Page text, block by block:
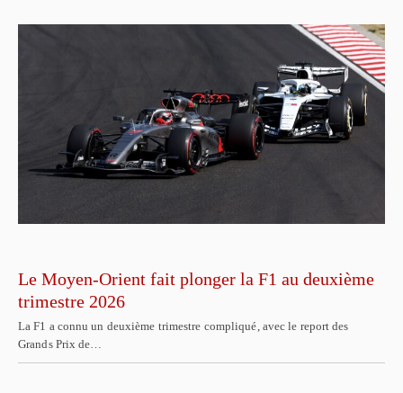
Le Moyen-Orient fait plonger la F1 au deuxième
trimestre 2026
La F1 a connu un deuxième trimestre compliqué, avec le report des
Grands Prix de…